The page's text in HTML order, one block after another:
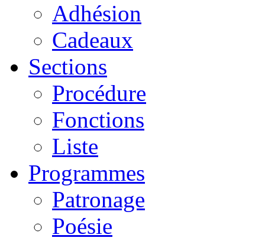
Adhésion
Cadeaux
Sections
Procédure
Fonctions
Liste
Programmes
Patronage
Poésie